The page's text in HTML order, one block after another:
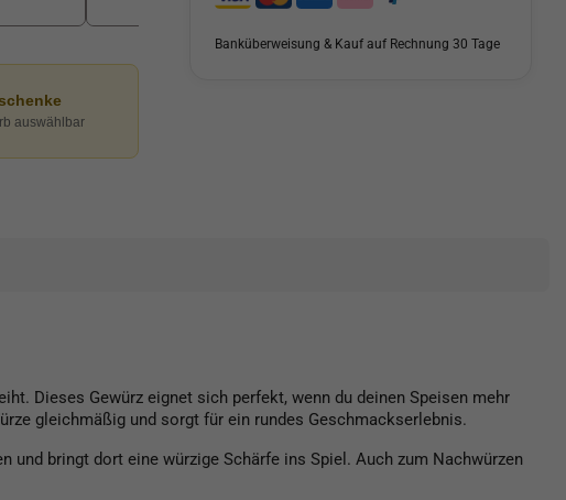
auswählbar
Banküberweisung & Kauf auf Rechnung 30 Tage
Dieses Gewürz eignet sich perfekt, wenn du deinen Speisen mehr
gleichmäßig und sorgt für ein rundes Geschmackserlebnis.
und bringt dort eine würzige Schärfe ins Spiel. Auch zum Nachwürzen